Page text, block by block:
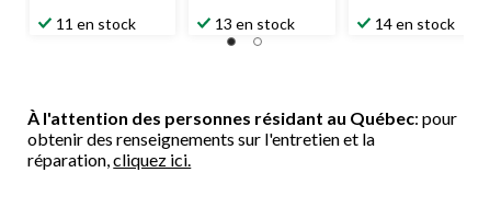
11 en stock 13 en stock 14 en stock
À l'attention des personnes résidant au Québec: pour
obtenir des renseignements sur l'entretien et la
réparation,cliquez ici.